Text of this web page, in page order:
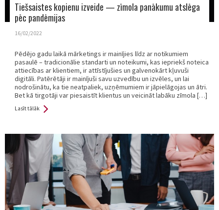
Tiešsaistes kopienu izveide — zīmola panākumu atslēga
pēc pandēmijas
16/02/2022
Pēdējo gadu laikā mārketings ir mainījies līdz ar notikumiem
pasaulē – tradicionālie standarti un noteikumi, kas iepriekš noteica
attiecības ar klientiem, ir attīstījušies un galvenokārt kļuvuši
digitāli. Patērētāji ir mainījuši savu uzvedību un izvēles, un lai
nodrošinātu, ka tie neatpaliek, uzņēmumiem ir jāpielāgojas un ātri.
Bet kā tirgotāji var piesaistīt klientus un veicināt labāku zīmola […]
Lasīt tālāk